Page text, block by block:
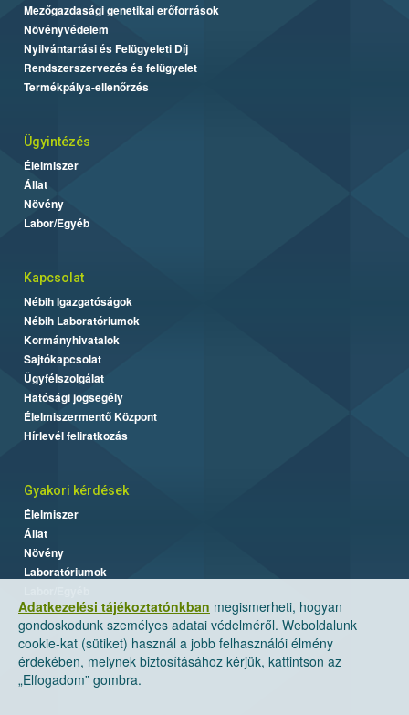
Adatkezelési tájékoztatónkban megismerheti, hogyan
gondoskodunk személyes adatai védelméről. Weboldalunk
cookie-kat (sütiket) használ a jobb felhasználói élmény
érdekében, melynek biztosításához kérjük, kattintson az
„Elfogadom” gombra.
Mezőgazdasági genetikai erőforrások
Növényvédelem
Nyilvántartási és Felügyeleti Díj
Rendszerszervezés és felügyelet
Termékpálya-ellenőrzés
Ügyintézés
Élelmiszer
Állat
Növény
Labor/Egyéb
Kapcsolat
Nébih Igazgatóságok
Nébih Laboratóriumok
Kormányhivatalok
Sajtókapcsolat
Ügyfélszolgálat
Hatósági jogsegély
Élelmiszermentő Központ
Hírlevél feliratkozás
Gyakori kérdések
Élelmiszer
Állat
Növény
Laboratóriumok